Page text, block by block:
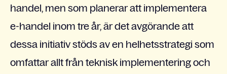
handel, men som planerar att implementera
e-handel inom tre år, är det avgörande att
dessa initiativ stöds av en helhetsstrategi som
omfattar allt från teknisk implementering och